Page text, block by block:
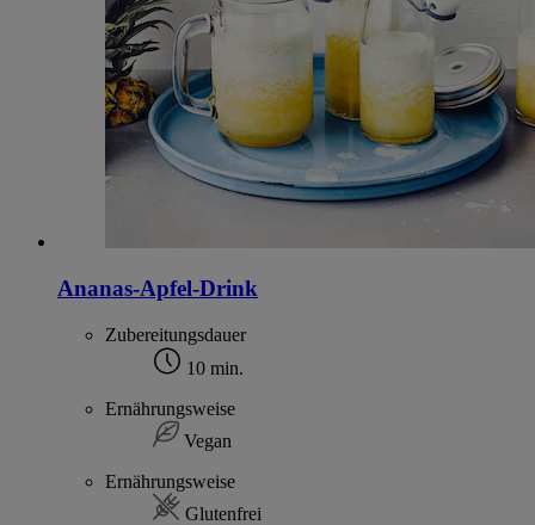
Ananas-Apfel-Drink
Zubereitungsdauer
10 min.
Ernährungsweise
Vegan
Ernährungsweise
Glutenfrei